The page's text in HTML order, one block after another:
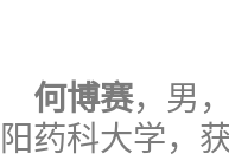
何博赛，男
阳药科大学，